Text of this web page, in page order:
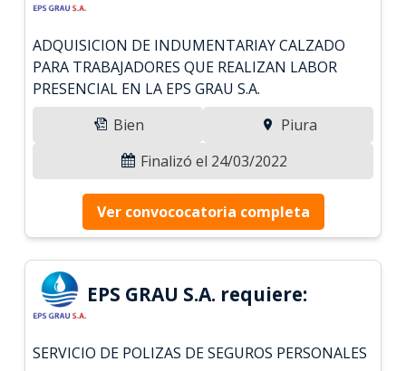
ADQUISICION DE INDUMENTARIAY CALZADO
PARA TRABAJADORES QUE REALIZAN LABOR
PRESENCIAL EN LA EPS GRAU S.A.
Bien
Piura
Finalizó el 24/03/2022
Ver convococatoria completa
EPS GRAU S.A. requiere:
SERVICIO DE POLIZAS DE SEGUROS PERSONALES